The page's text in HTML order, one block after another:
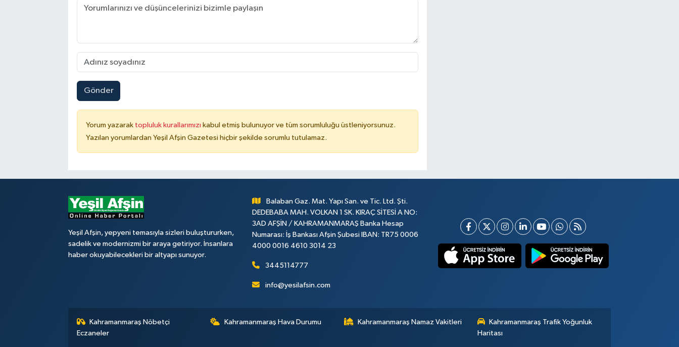
Gönder
Yorum yazarak topluluk kurallarımızı kabul etmiş bulunuyor ve tüm sorumluluğu üstleniyorsunuz.
Yazılan yorumlardan Yeşil Afşin Gazetesi hiçbir şekilde sorumlu tutulamaz.
Yeşil Afşin, yepyeni temasıyla sizleri buluştururken,
sadelik ve modernizmi bir araya getiriyor. İnsanlara
haber okuyabilecekleri bir altyapı sunuyor.
Balaban Gaz. Mat. Yapı San. ve Tic. Ltd. Şti.
DEDEBABA MAH. VOLKAN 1 SK. KIRAÇ SİTESİ A NO:
3AD AFŞİN / KAHRAMANMARAŞ Banka Hesap
Numarası: İş Bankası Afşin Şubesi IBAN: TR75 0006
4000 0016 4610 3014 23
3445114777
info@yesilafsin.com
Kahramanmaraş Nöbetçi
Eczaneler
Kahramanmaraş Hava Durumu Kahramanmaraş Namaz Vakitleri
Kahramanmaraş Trafik Yoğunluk
Haritası